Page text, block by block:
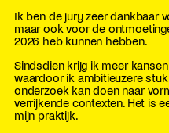
Ik ben de jury zeer dankbaar
maar ook voor de
2026 heb kunnen hebben.
Sindsdien krijg ik meer
waardoor ik ambitieuzere
onderzoek kan doen naar
verrijkende contexten. Het is
mijn praktijk.